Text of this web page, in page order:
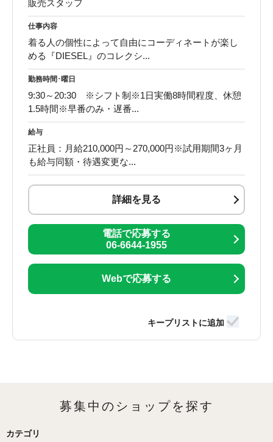
販売スタッフ
仕事内容
着る人の個性によって自由にコーディネートが楽し
める『DIESEL』のコレクシ...
勤務時間･曜日
9:30～20:30 ※シフト制※1日実働8時間程度、休憩
1.5時間※早番のみ・遅番...
給与
正社員：月給210,000円～270,000円※試用期間3ヶ月
も給与同額・待遇変更な...
詳細を見る
電話で応募する
06-6644-1955
Webで応募する
募集中のショップを探す
カテゴリ